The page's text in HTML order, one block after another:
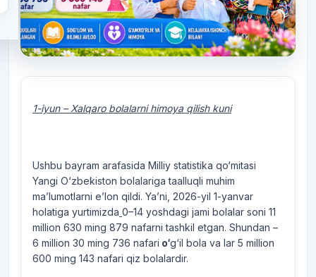
1-iyun – Xalqaro bolalarni himoya qilish kuni
Ushbu bayram arafasida Milliy statistika qo‘mitasi
Yangi O‘zbekiston bolalariga taalluqli muhim
ma’lumotlarni e’lon qildi. Ya’ni, 2026-yil 1-yanvar
holatiga yurtimizda 0–14 yoshdagi jami bolalar soni 11
million 630 ming 879 nafarni tashkil etgan. Shundan –
6 million 30 ming 736 nafari o‘g‘il bola va lar 5 million
600 ming 143 nafari qiz bolalardir.